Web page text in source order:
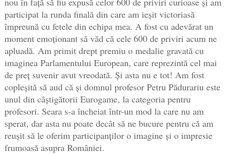
participat la runda finală din care am ieșit victoriasă
împreună cu fetele din echipa mea. A fost cu adevărat un
moment emoționant să văd că cele 600 de priviri acum ne
apluadă. Am primit drept premiu o medalie gravată cu
imaginea Parlamentului European, care reprezintă cel mai
de preț suvenir avut vreodată. Și asta nu e tot! Am fost
copleșită să aud că și domnul profesor Petru Pădurariu este
unul din câștigătorii Eurogame, la categoria pentru
profesori. Seara s-a încheiat într-un mod la care nu am
sperat, dar asta nu poate decât să ne bucure pentru că am
reușit să le oferim participanților o imagine și o impresie
frumoasă asupra României.